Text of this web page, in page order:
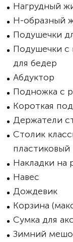
Нагрудный
Н-образный
Подушечки
Подушечки
для бедер
Абдуктор
Подножка с
Короткая
Держатели
Столик
пластиковый
Накладки на
Навес
Дождевик
Корзина
Сумка для
Зимний